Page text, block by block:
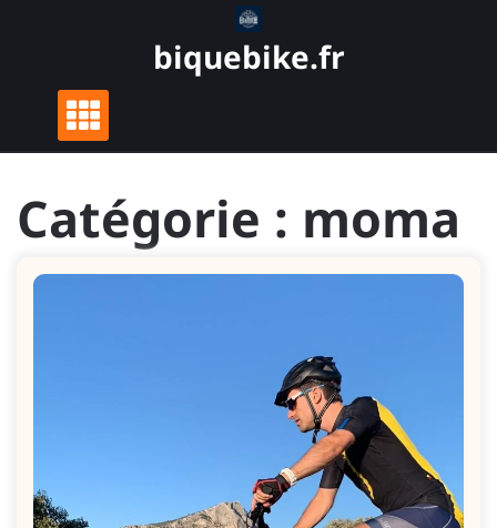
biquebike.fr
Catégorie : moma